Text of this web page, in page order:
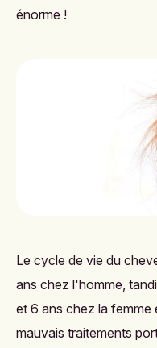
énorme !
Le cycle de vie du
ans chez l'homme,
et 6 ans chez la
mauvais traitements